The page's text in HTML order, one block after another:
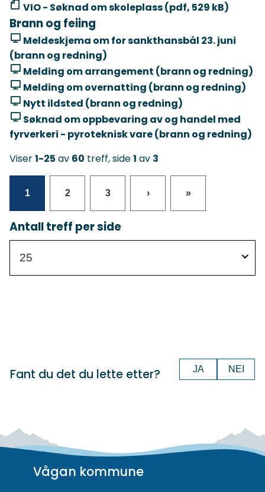
VIO - Søknad om skoleplass (pdf, 529 kB)
Brann og feiing
Meldeskjema om for sankthansbål 23. juni
(brann og redning)
Melding om arrangement (brann og redning)
Melding om overnatting (brann og redning)
Nytt ildsted (brann og redning)
Søknad om oppbevaring av og handel med
fyrverkeri - pyroteknisk vare (brann og redning)
Viser1-25 av 60 treff, side1 av 3
1 2 3 › »
Antall treff per side
25
Fant du det du lette etter? JA NEI
Vågan kommune